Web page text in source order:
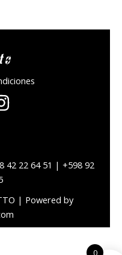
42 22 64 51 | +598 92
| Powered by
0